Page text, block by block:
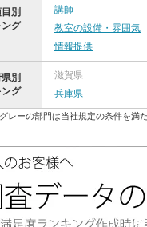
別
ング
講師
教室の設備・雰囲気
情報提供
別
ング
滋賀県
兵庫県
レーの部門は当社規定の条件を満